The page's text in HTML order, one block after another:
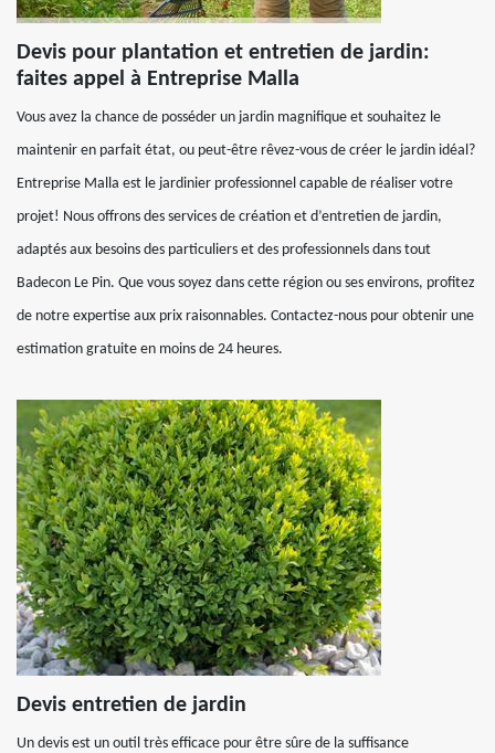
Devis pour plantation et entretien de jardin:
faites appel à Entreprise Malla
Vous avez la chance de posséder un jardin magnifique et souhaitez le
maintenir en parfait état, ou peut-être rêvez-vous de créer le jardin idéal?
Entreprise Malla est le jardinier professionnel capable de réaliser votre
projet! Nous offrons des services de création et d’entretien de jardin,
adaptés aux besoins des particuliers et des professionnels dans tout
Badecon Le Pin. Que vous soyez dans cette région ou ses environs, profitez
de notre expertise aux prix raisonnables. Contactez-nous pour obtenir une
estimation gratuite en moins de 24 heures.
Devis entretien de jardin
Un devis est un outil très efficace pour être sûre de la suffisance